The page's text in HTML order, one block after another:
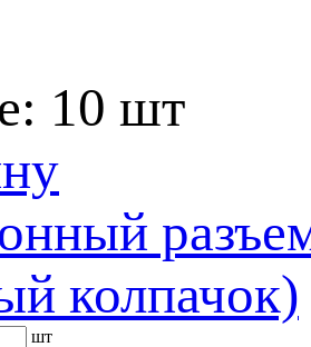
10 шт
колпачок)
шт